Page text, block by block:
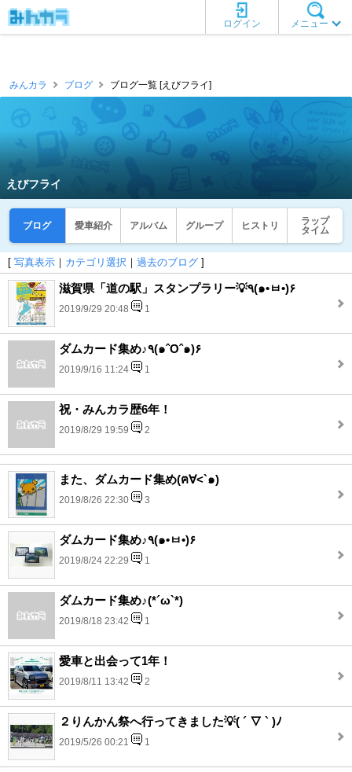
メニュー
ログイン
みんカラ ブログ ブログ一覧 [えびフライ]
えびフライ
ブログ 愛車紹介 アルバム グループ ヒストリ
ラップ
タイム
[ 写真表示 ｜ カテゴリ選択 ｜ 過去のブログ ]
滋賀県「道の駅」スタンプラリー💡٩(๑•ㅂ•)۶
2019/9/29 20:48 1
ダムカード集め♪٩(๑ˆOˆ๑)۶
2019/9/16 11:24 1
祝・みんカラ歴6年！
2019/8/29 19:59 2
また、ダムカード集め(ฅ∀<`๑)
2019/8/26 22:30 3
ダムカード集め♪٩(๑•ㅂ•)۶
2019/8/24 22:29 1
ダムカード集め♪(*´ω`*)
2019/8/18 23:42 1
愛車と出会って1年！
2019/8/11 13:42 2
２りんかん祭へ行ってきました💡( ´ ▽ ` )ﾉ
2019/5/26 00:21 1